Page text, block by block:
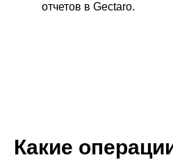
отчетов в Gectaro.
Какие